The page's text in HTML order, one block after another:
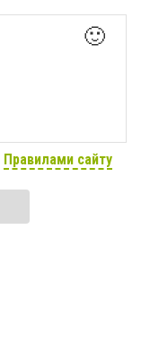
🙂
Правилами сайту